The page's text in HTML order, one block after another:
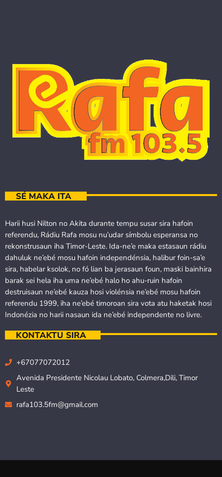
SÉ MAKA ITA
Harii husi Nilton no Akita durante tempu susar sira hafoin
referendu, Rádiu Rafa mosu nu’udar símbolu esperansa no
rekonstrusaun iha Timor-Leste. Ida-ne’e maka estasaun rádiu
dahuluk ne’ebé mosu hafoin independénsia, halibur foin-sa’e
sira, habelar ksolok, no fó lian ba jerasaun foun, maski bainhira
barak sei hela iha uma ne’ebé halo ho ahu-ruin hafoin
destruisaun ne’ebé kauza hosi violénsia ne’ebé mosu hafoin
referendu 1999, iha ne’ebé timoroan sira vota atu haketak hosi
Indonézia no harii nasaun ida ne’ebé independente no livre.
KONTAKTU SIRA
+67077072012
Avenida Presidente Nicolau Lobato, Colmera,Dili, Timor
Leste
rafa103.5fm@gmail.com